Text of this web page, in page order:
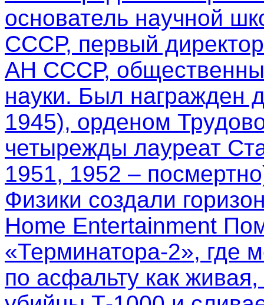
основатель научной
СССР, первый
АН СССР,
науки. Был награжден
1945), орденом
четырежды лауреат
1951, 1952 –
Физики создали
Home Entertainment
«Терминатора-2», где
по асфальту как